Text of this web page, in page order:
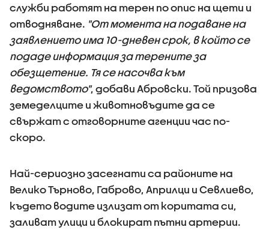
служби работят на терен по опис на щети и
отводняване. "От момента на подаване на
заявлението има 10-дневен срок, в който се
подаде информация за терените за
обезщетение. Тя се насочва към
ведомството", добави Абровски. Той призова
земеделците и животновъдите да се
свържат с отговорните агенции час по-
скоро.
Най-сериозно засегнати са районите на
Велико Търново, Габрово, Априлци и Севлиево,
където водите излизат от коритата си,
заливат улици и блокират пътни артерии.